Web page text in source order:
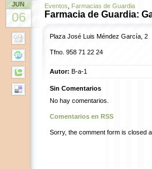
JUN
06
Eventos Farmacias de Guardia
Farmacia de Guardia:
Plaza José Luis Méndez García, 2
Tfno. 958 71 22 24
Autor: B-a-1
Sin Comentarios
No hay comentarios.
Comentarios en RSS
Sorry, the comment form is closed